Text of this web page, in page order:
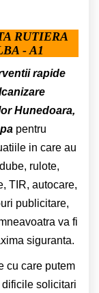
RUTIERA
- A1
rapide
Hunedoara,
pentru
in care au
rulote,
TIR, autocare,
publicitare,
va fi
siguranta.
cu care putem
solicitari